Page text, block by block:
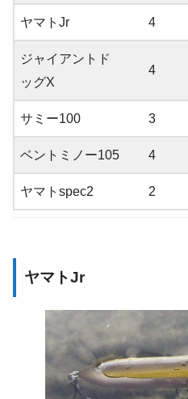
ヤマトJr 4
ジャイアントド
ッグX
4
サミー100 3
ベントミノー105 4
ヤマトspec2 2
ヤマトJr